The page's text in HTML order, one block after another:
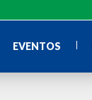
EVENTOS